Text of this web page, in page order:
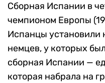
Сборная Испании в
чемпионом Европы
Испанцы установили
немцев, у которых
сборная Испании —
которая набрала на